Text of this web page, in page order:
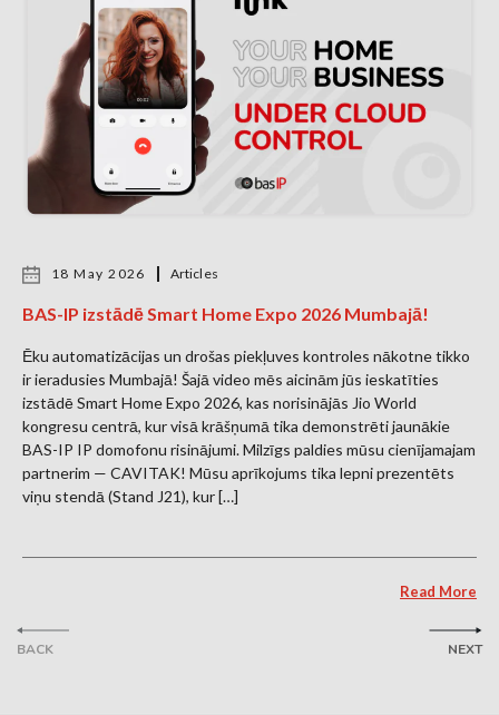
BACK
18 May 2026 Articles
BAS-IP izstādē Smart Home Expo 2026 Mumbajā!
Ēku automatizācijas un drošas piekļuves kontroles nākotne tikko
ir ieradusies Mumbajā! Šajā video mēs aicinām jūs ieskatīties
izstādē Smart Home Expo 2026, kas norisinājās Jio World
kongresu centrā, kur visā krāšņumā tika demonstrēti jaunākie
BAS-IP IP domofonu risinājumi. Milzīgs paldies mūsu cienījamajam
partnerim — CAVITAK! Mūsu aprīkojums tika lepni prezentēts
viņu stendā (Stand J21), kur […]
Read More
NEXT